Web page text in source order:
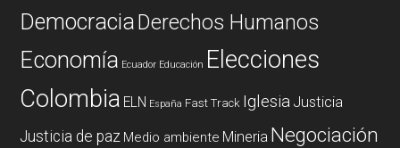
DemocraciaDerechos Humanos
Economía Ecuador Educación Elecciones
Colombia ELN España Fast Track Iglesia Justicia
Justicia de paz Medio ambiente Mineria Negociación